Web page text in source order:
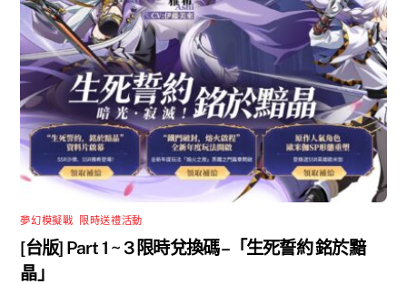
夢幻模擬戰 限時送禮活動
[台版] Part 1 ~ 3 限時兌換碼 –「生死誓約 銘於黯
晶」